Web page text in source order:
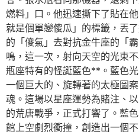
燃料」口。他迅速撕下了貼在
就是個單戀傻瓜」的標籤，丟
的「傻氣」去對抗金牛座的「
鳴，這一次，射向天空的光束
瓶座特有的怪誕藍色**。藍色
一個巨大的、旋轉著的太極圖
魂。這場以星座運勢為賭注、
的荒唐戰爭，正式打響了。藍
館上空劇烈衝撞，創造出一個